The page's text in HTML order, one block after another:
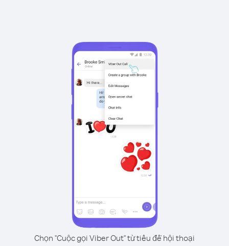
Chọn "Cuộc gọi Viber Out" từ tiêu đề hội thoại